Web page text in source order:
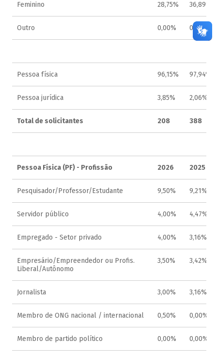
Feminino 28,75% 36,89%
Outro 0,00% 0,00%
Pessoa física 96,15% 97,94%
Pessoa jurídica 3,85% 2,06%
Total de solicitantes 208 388
Pessoa Física (PF) - Profissão 2026 2025
Pesquisador/Professor/Estudante 9,50% 9,21%
Servidor público 4,00% 4,47%
Empregado - Setor privado 4,00% 3,16%
Empresário/Empreendedor ou Profis.
Liberal/Autônomo
3,50% 3,42%
Jornalista 3,00% 3,16%
Membro de ONG nacional / internacional 0,50% 0,00%
Membro de partido político 0,00% 0,00%